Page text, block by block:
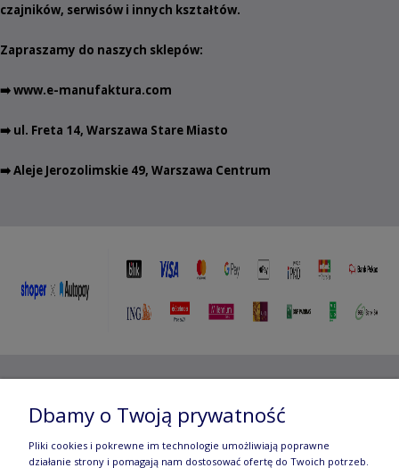
czajników, serwisów i innych kształtów.
Zapraszamy do naszych sklepów:
➡️www.e-manufaktura.com
➡️ ul. Freta 14, Warszawa Stare Miasto
➡️ Aleje Jerozolimskie 49, Warszawa Centrum
Jerozolimskie 49, 00-696 Warszawa | e-mail:
manufaktura.com|
Dbamy o Twoją prywatność
Pliki cookies i pokrewne im technologie umożliwiają poprawne
działanie strony i pomagają nam dostosować ofertę do Twoich potrzeb.